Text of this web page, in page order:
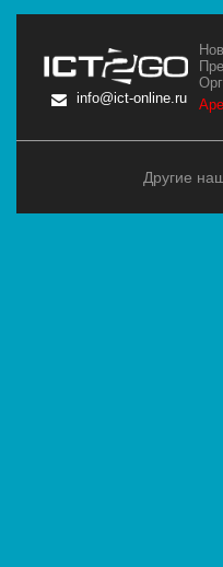
info@ict-online.ru
Другие